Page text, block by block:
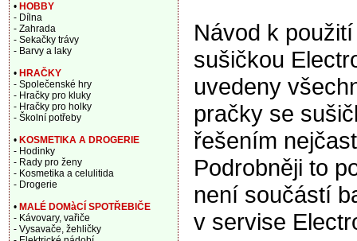
Návod k
sušičkou
uvedeny
pračky se
řešením
Podrobněji to
není součástí
v servise
• HOBBY
- Dílna
- Zahrada
- Sekačky trávy
- Barvy a laky
• HRAČKY
- Společenské hry
- Hračky pro kluky
- Hračky pro holky
- Školní potřeby
• KOSMETIKA A DROGERIE
- Hodinky
- Rady pro ženy
- Kosmetika a celulitida
- Drogerie
• MALÉ DOMàCÍ SPOTŘEBIČE
- Kávovary, vařiče
- Vysavače, žehličky